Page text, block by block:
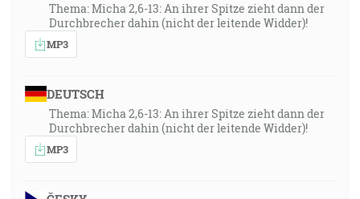
Thema: Micha 2,6-13: An ihrer Spitze zieht dann der
Durchbrecher dahin (nicht der leitende Widder)!
MP3
DEUTSCH
Thema: Micha 2,6-13: An ihrer Spitze zieht dann der
Durchbrecher dahin (nicht der leitende Widder)!
MP3